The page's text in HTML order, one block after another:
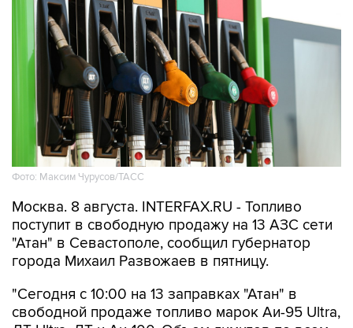
Фото: Максим Чурусов/ТАСС
Москва. 8 августа. INTERFAX.RU - Топливо
поступит в свободную продажу на 13 АЗС сети
"Атан" в Севастополе, сообщил губернатор
города Михаил Развожаев в пятницу.
"Сегодня с 10:00 на 13 заправках "Атан" в
свободной продаже топливо марок Аи-95 Ultra,